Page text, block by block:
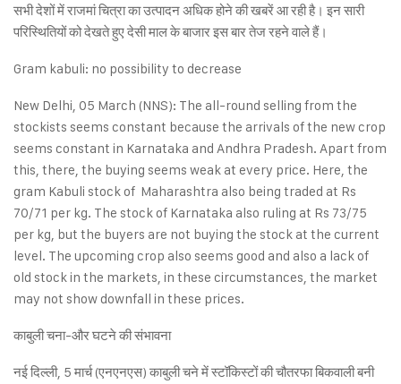
सभी देशों में राजमां चित्रा का उत्पादन अधिक होने की खबरें आ रही है। इन सारी
परिस्थितियों को देखते हुए देसी माल के बाजार इस बार तेज रहने वाले हैं।
Gram kabuli: no possibility to decrease
New Delhi, 05 March (NNS): The all-round selling from the
stockists seems constant because the arrivals of the new crop
seems constant in Karnataka and Andhra Pradesh. Apart from
this, there, the buying seems weak at every price. Here, the
gram Kabuli stock of Maharashtra also being traded at Rs
70/71 per kg. The stock of Karnataka also ruling at Rs 73/75
per kg, but the buyers are not buying the stock at the current
level. The upcoming crop also seems good and also a lack of
old stock in the markets, in these circumstances, the market
may not show downfall in these prices.
काबुली चना-और घटने की संभावना
नई दिल्ली, 5 मार्च (एनएनएस) काबुली चने में स्टॉकिस्टों की चौतरफा बिकवाली बनी